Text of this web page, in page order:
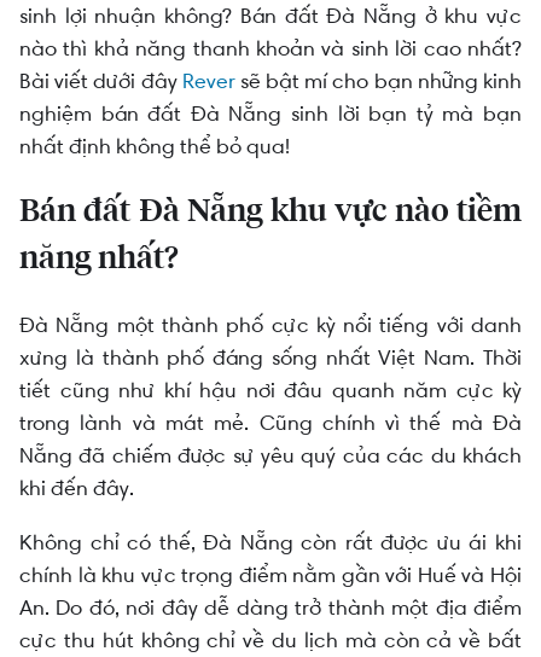
Kinh nghiệm bán đất Đà Nẵng sinh lời bạc tỷ cho
người mới bắt đầu
sinh lợi nhuận không? Bán đất Đà Nẵng ở khu vực
nào thì khả năng thanh khoản và sinh lời cao nhất?
Bài viết dưới đây Reversẽ bật mí cho bạn những kinh
nghiệm bán đất Đà Nẵng sinh lời bạn tỷ mà bạn
nhất định không thể bỏ qua!
Bán đất Đà Nẵng khu vực nào tiềm
năng nhất?
Đà Nẵng một thành phố cực kỳ nổi tiếng với danh
xưng là thành phố đáng sống nhất Việt Nam. Thời
tiết cũng như khí hậu nơi đâu quanh năm cực kỳ
trong lành và mát mẻ. Cũng chính vì thế mà Đà
Nẵng đã chiếm được sự yêu quý của các du khách
khi đến đây.
Không chỉ có thế, Đà Nẵng còn rất được ưu ái khi
chính là khu vực trọng điểm nằm gần với Huế và Hội
An. Do đó, nơi đây dễ dàng trở thành một địa điểm
cực thu hút không chỉ về du lịch mà còn cả về bất